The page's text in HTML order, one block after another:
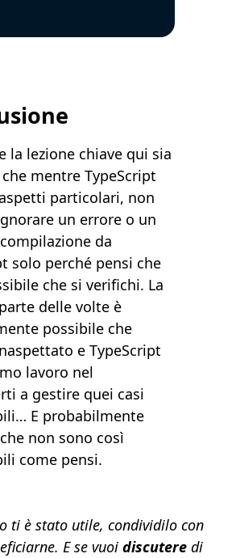
la lezione chiave qui sia
mentre TypeScript
particolari, non
un errore o un
da
solo perché pensi che
che si verifichi. La
delle volte è
possibile che
e TypeScript
lavoro nel
a gestire quei casi
E probabilmente
non sono così
come pensi.
ti è stato utile, condividilo con
E se vuoidiscutere di